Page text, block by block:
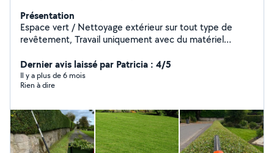
Présentation
Espace vert / Nettoyage extérieur sur tout type de
revêtement, Travail uniquement avec du matériel
O7.78.35.73.98. Garcia Jérémy.
Dernier avis laissé par Patricia : 4/5
Il y a plus de 6 mois
Rien à dire